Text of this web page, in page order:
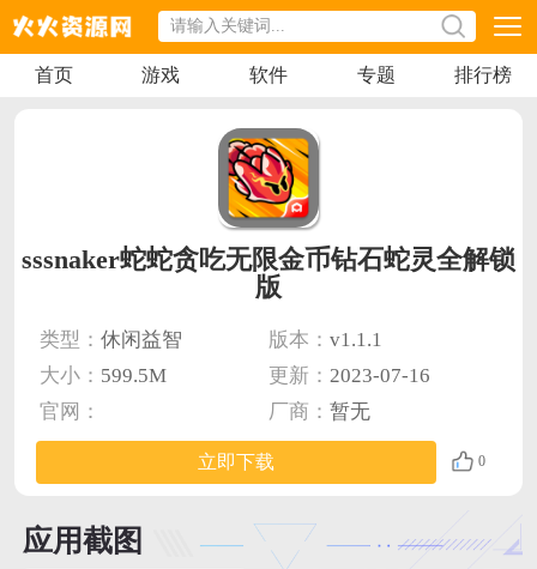
首页 游戏 软件 专题 排行榜
sssnaker蛇蛇贪吃无限金币钻石蛇灵全解锁
版
类型： 休闲益智 版本： v1.1.1
大小： 599.5M 更新： 2023-07-16
官网：
厂商： 暂无
立即下载 0
应用截图